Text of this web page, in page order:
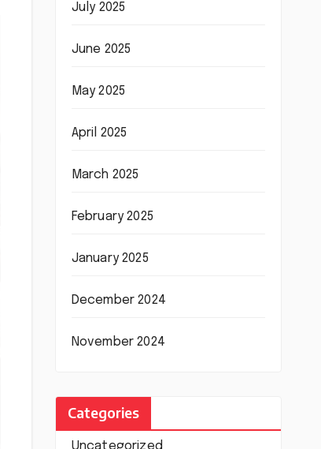
July 2025
June 2025
May 2025
April 2025
March 2025
February 2025
January 2025
December 2024
November 2024
Categories
Uncategorized